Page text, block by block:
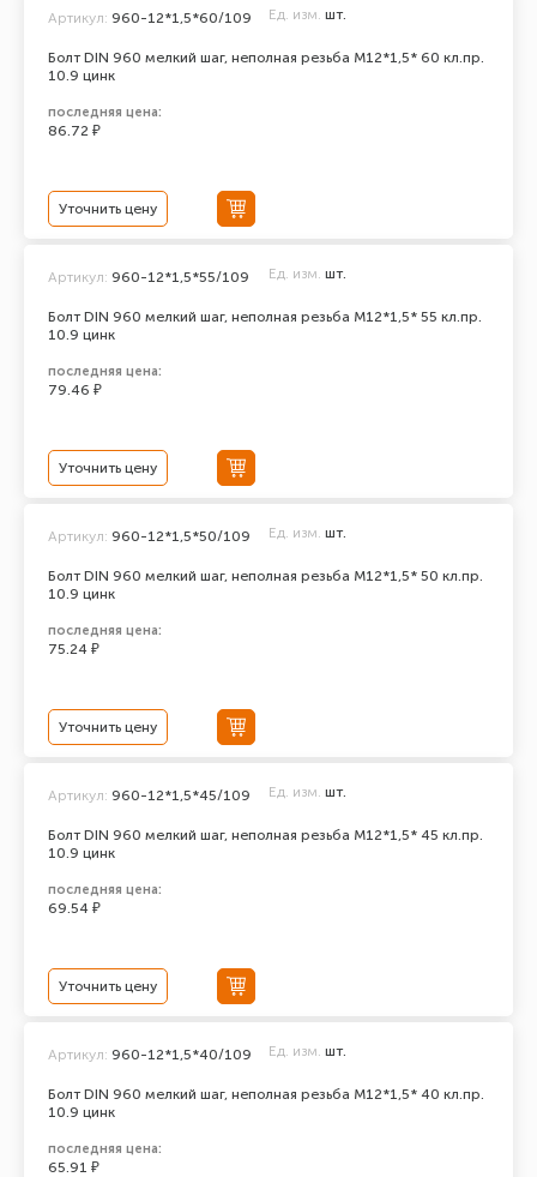
Болт DIN 960 мелкий шаг, неполная резьба M12*1,5* 60 кл.пр.
10.9 цинк
Артикул: 960-12*1,5*60/109 Ед. изм. шт.
последняя цена:
86.72 ₽
Уточнить цену
Болт DIN 960 мелкий шаг, неполная резьба M12*1,5* 55 кл.пр.
10.9 цинк
Артикул: 960-12*1,5*55/109 Ед. изм. шт.
последняя цена:
79.46 ₽
Уточнить цену
Болт DIN 960 мелкий шаг, неполная резьба M12*1,5* 50 кл.пр.
10.9 цинк
Артикул: 960-12*1,5*50/109 Ед. изм. шт.
последняя цена:
75.24 ₽
Уточнить цену
Болт DIN 960 мелкий шаг, неполная резьба M12*1,5* 45 кл.пр.
10.9 цинк
Артикул: 960-12*1,5*45/109 Ед. изм. шт.
последняя цена:
69.54 ₽
Уточнить цену
Болт DIN 960 мелкий шаг, неполная резьба M12*1,5* 40 кл.пр.
10.9 цинк
Артикул: 960-12*1,5*40/109 Ед. изм. шт.
последняя цена:
65.91 ₽